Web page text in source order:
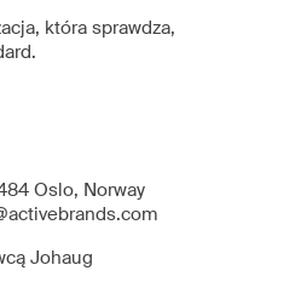
która sprawdza,
Oslo, Norway
Johaug